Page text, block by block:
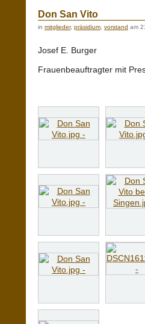
Don San Vito
in mitglieder, präsidium vorstand am
Josef E. Burger
Frauenbeauftragter mit